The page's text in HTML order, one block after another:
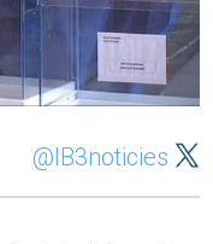
@IB3noticies